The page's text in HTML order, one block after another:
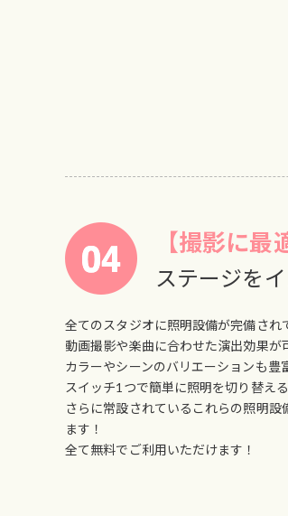
【撮影に最
ステージを
全てのスタジオに照明設備が完備され
動画撮影や楽曲に合わせた演出効果が
カラーやシーンのバリエーションも豊
スイッチ1つで簡単に照明を切り替え
さらに常設されているこれらの照明
ます！
全て無料でご利用いただけます！